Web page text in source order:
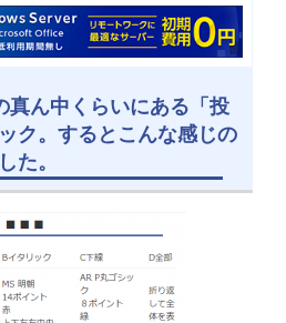
ん中くらいにある「投
ク。するとこんな感じの
た。